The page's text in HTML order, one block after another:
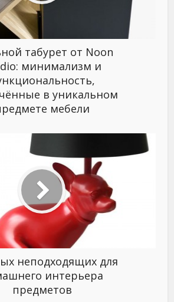
табурет от Noon
минимализм и
в уникальном
мебели
неподходящих для
интерьера
предметов